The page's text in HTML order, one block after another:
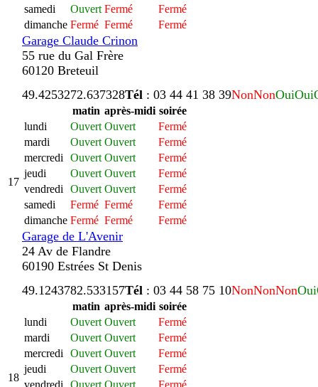
samedi
Ouvert Fermé
Fermé
dimanche Fermé Fermé Fermé
Garage Claude Crinon
55 rue du Gal Frère
60120 Breteuil
17
49.4253272.637328Tél : 03 44 41 38 39NonNonOuiOui
matin après-midi soirée
lundi
Ouvert Ouvert
Fermé
mardi
Ouvert Ouvert
Fermé
mercredi
Ouvert Ouvert
Fermé
jeudi
Ouvert Ouvert
Fermé
vendredi
Ouvert Ouvert
Fermé
samedi
Fermé Fermé
Fermé
dimanche Fermé Fermé Fermé
Garage de L'Avenir
24 Av de Flandre
60190 Estrées St Denis
18
49.1243782.533157Tél : 03 44 58 75 10NonNonNonOui
matin après-midi soirée
lundi
Ouvert Ouvert
Fermé
mardi
Ouvert Ouvert
Fermé
mercredi
Ouvert Ouvert
Fermé
jeudi
Ouvert Ouvert
Fermé
vendredi
Ouvert Ouvert
Fermé